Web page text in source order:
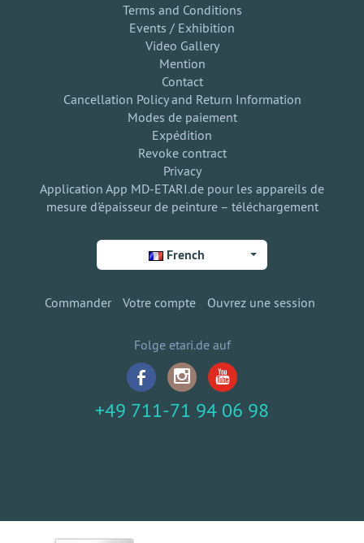
Terms and Conditions
Events / Exhibition
Video Gallery
Mention
Contact
Cancellation Policy and Return Information
Modes de paiement
Expédition
Revoke contract
Privacy
Application App MD-ETARI.de pour les appareils de
mesure d'épaisseur de peinture – téléchargement
French
Commander Votre compte Ouvrez une session
Folge etari.de auf
+49 711-71 94 06 98